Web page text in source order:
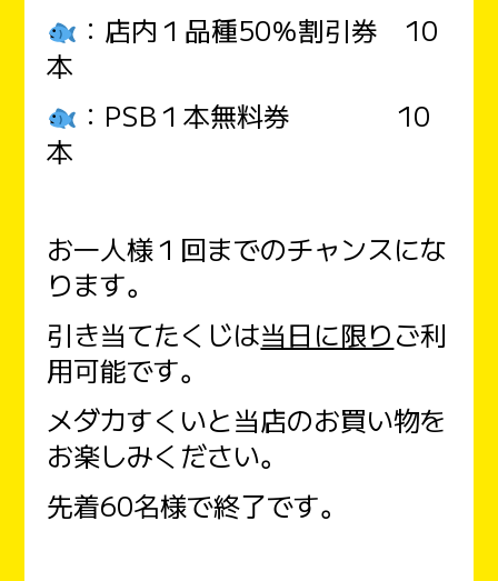
：店内１品種50％割引券 10
本
：PSB１本無料券 10
本
お一人様１回までのチャンスにな
ります。
引き当てたくじは当日に限りご利
用可能です。
メダカすくいと当店のお買い物を
お楽しみください。
先着60名様で終了です。